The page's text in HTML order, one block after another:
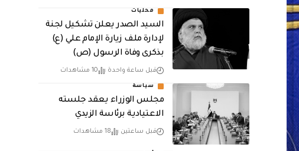
محليات
السيد الصدر يعلن تشكيل لجنة
لإدارة ملف زيارة الإمام علي (ع)
بذكرى وفاة الرسول (ص)
قبل ساعة واحدة 10 مشاهدات
سياسة
مجلس الوزراء يعقد جلسته
الاعتيادية برئاسة الزيدي
قبل ساعتين 18 مشاهدات